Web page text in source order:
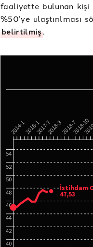
faaliyette bulunan kişi
%50’ye ulaştırılması
belirtilmiş.